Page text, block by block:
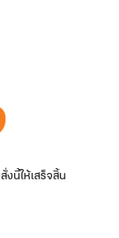
นี้ให้เสร็จสิ้น